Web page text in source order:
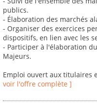
publics.
- Élaboration des marchés
- Organiser des exercices
dispositifs, en lien avec les
- Participer à l'élaboration
Majeurs.
Emploi ouvert aux titulaires
voir l'offre complète ]